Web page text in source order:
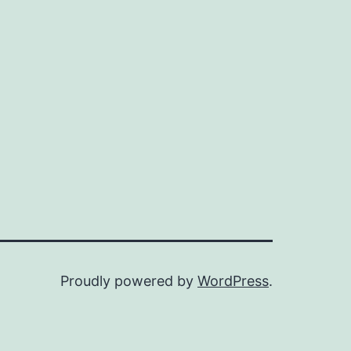
Proudly powered by WordPress.